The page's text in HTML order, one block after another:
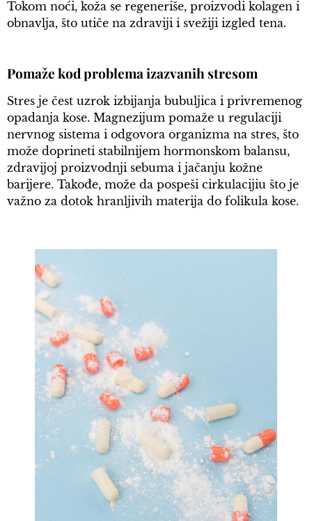
Tokom noći, koža se regeneriše, proizvodi kolagen i
obnavlja, što utiče na zdraviji i svežiji izgled tena.
Pomaže kod problema izazvanih stresom
Stres je čest uzrok izbijanja bubuljica i privremenog
opadanja kose. Magnezijum pomaže u regulaciji
nervnog sistema i odgovora organizma na stres, što
može doprineti stabilnijem hormonskom balansu,
zdravijoj proizvodnji sebuma i jačanju kožne
barijere. Takođe, može da pospeši cirkulacijiu što je
važno za dotok hranljivih materija do folikula kose.